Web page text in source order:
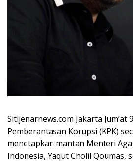
Sitijenarnews.com Jakarta Jum’at
Pemberantasan Korupsi (KPK)
menetapkan mantan Menteri
Indonesia, Yaqut Cholil Qoumas,